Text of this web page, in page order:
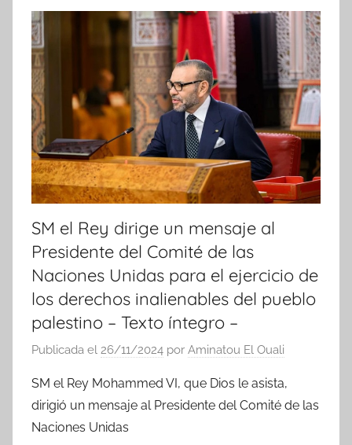
t
i
c
i
a
s
SM el Rey dirige un mensaje al
Presidente del Comité de las
Naciones Unidas para el ejercicio de
los derechos inalienables del pueblo
palestino – Texto íntegro –
Publicada el 26/11/2024 por Aminatou El Ouali
SM el Rey Mohammed VI, que Dios le asista,
dirigió un mensaje al Presidente del Comité de las
Naciones Unidas